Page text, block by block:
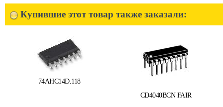
Купившие этот товар также заказали:
74AHC14D.118
CD4040BCN FAIR